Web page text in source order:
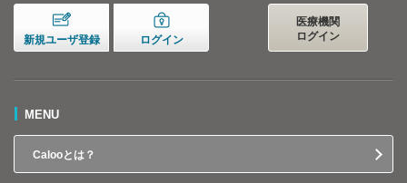
新規ユーザ登録 ログイン
医療機関
ログイン
MENU
Calooとは？